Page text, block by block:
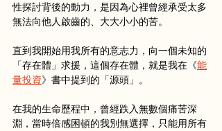
性探討背後的動力，是因為心裡曾經承受太多
無法向他人啟齒的、大大小小的苦。
直到我開始用我所有的意志力，向一個未知的
「存在體」求援，這個存在體，就是我在 《能
量投資》 書中提到的「源頭」。
在我的生命歷程中，曾經跌入無數個痛苦深
淵，當時倍感困頓的我別無選擇，只能用所有